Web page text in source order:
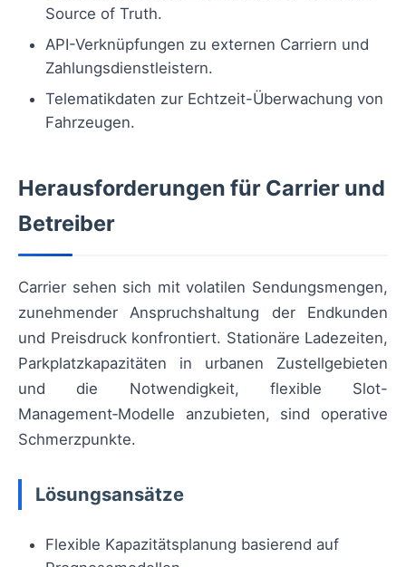
Source of Truth.
API-Verknüpfungen zu externen Carriern und
Zahlungsdienstleistern.
Telematikdaten zur Echtzeit-Überwachung von
Fahrzeugen.
Herausforderungen für Carrier und
Betreiber
Carrier sehen sich mit volatilen Sendungsmengen,
zunehmender Anspruchshaltung der Endkunden
und Preisdruck konfrontiert. Stationäre Ladezeiten,
Parkplatzkapazitäten in urbanen Zustellgebieten
und die Notwendigkeit, flexible Slot-
Management‑Modelle anzubieten, sind operative
Schmerzpunkte.
Lösungsansätze
Flexible Kapazitätsplanung basierend auf